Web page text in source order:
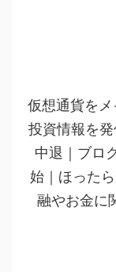
仮想通貨を
投資情報を
中退｜ブロ
始｜ほった
融やお金に